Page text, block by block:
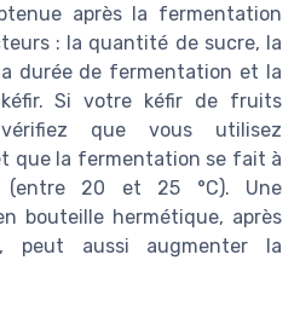
après la fermentation
: la quantité de sucre, la
durée de fermentation et la
Si votre kéfir de fruits
que vous utilisez
que la fermentation se fait à
(entre 20 et 25 °C). Une
bouteille hermétique, après
peut aussi augmenter la